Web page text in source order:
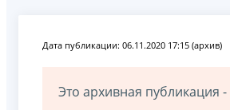
Дата публикации: 06.11.2020 17:15 (архив)
Это архивная